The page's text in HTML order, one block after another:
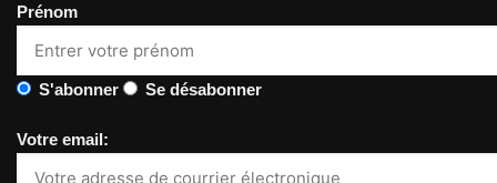
Prénom
S'abonner Se désabonner
Votre email: